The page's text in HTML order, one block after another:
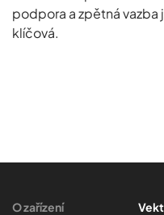
podpora a zpětná vazba
klíčová.
O zařízení